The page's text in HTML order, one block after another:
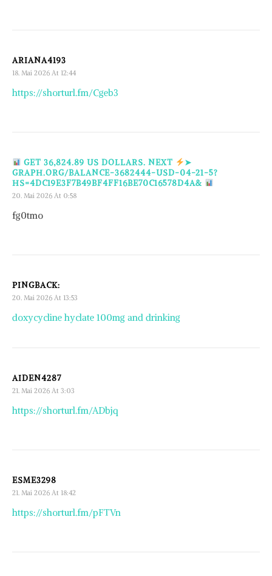
ARIANA4193
18. Mai 2026 At 12:44
https://shorturl.fm/Cgeb3
GET 36,824.89 US DOLLARS. NEXT
➤
GRAPH.ORG/BALANCE-3682444-USD-04-21-5?
HS=4DC19E3F7B49BF4FF16BE70C16578D4A&
20. Mai 2026 At 0:58
fg0tmo
PINGBACK:
20. Mai 2026 At 13:53
doxycycline hyclate 100mg and drinking
AIDEN4287
21. Mai 2026 At 3:03
https://shorturl.fm/ADbjq
ESME3298
21. Mai 2026 At 18:42
https://shorturl.fm/pFTVn